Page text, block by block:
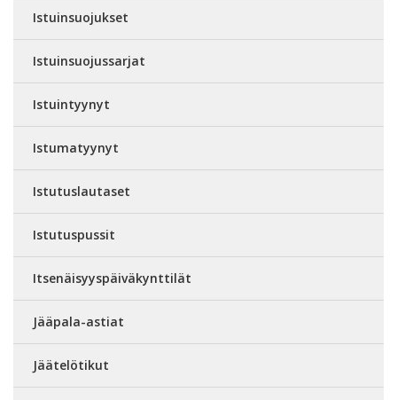
Istuinsuojukset
Istuinsuojussarjat
Istuintyynyt
Istumatyynyt
Istutuslautaset
Istutuspussit
Itsenäisyyspäiväkynttilät
Jääpala-astiat
Jäätelötikut